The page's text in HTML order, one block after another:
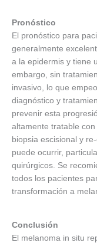
Pronóstico
El pronóstico para
generalmente
a la epidermis y tiene
embargo, sin
invasivo, lo que
diagnóstico y
prevenir esta
altamente tratable
biopsia escisional y
puede ocurrir,
quirúrgicos. Se
todos los pacientes
transformación a
Conclusión
El melanoma in situ